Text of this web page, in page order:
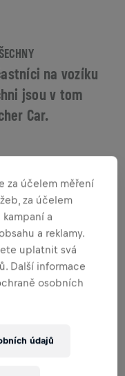
na vozíku
jsou v tom
Car.
za účelem měření
za účelem
a
a reklamy.
uplatnit svá
Další informace
osobních
údajů